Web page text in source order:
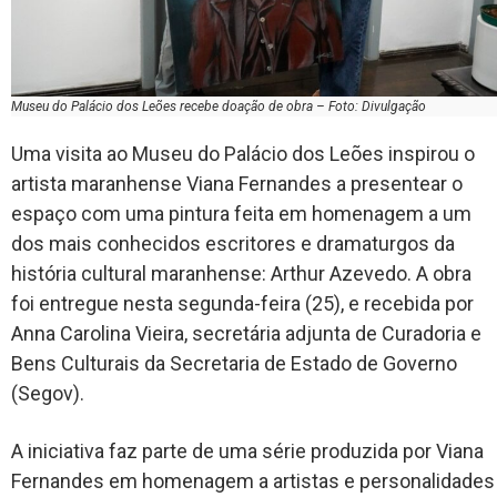
Museu do Palácio dos Leões recebe doação de obra – Foto: Divulgação
Uma visita ao Museu do Palácio dos Leões inspirou o
artista maranhense Viana Fernandes a presentear o
espaço com uma pintura feita em homenagem a um
dos mais conhecidos escritores e dramaturgos da
história cultural maranhense: Arthur Azevedo. A obra
foi entregue nesta segunda-feira (25), e recebida por
Anna Carolina Vieira, secretária adjunta de Curadoria e
Bens Culturais da Secretaria de Estado de Governo
(Segov).
A iniciativa faz parte de uma série produzida por Viana
Fernandes em homenagem a artistas e personalidades